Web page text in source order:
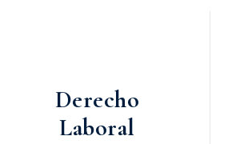
Derecho
Laboral